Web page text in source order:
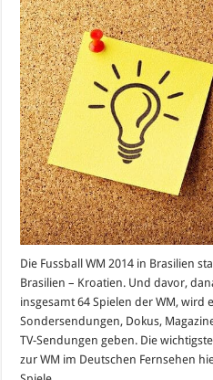
Die Fussball WM 2014 in Brasilien
Brasilien – Kroatien. Und davor,
insgesamt 64 Spielen der WM, wird
Sondersendungen, Dokus,
TV-Sendungen geben. Die
zur WM im Deutschen Fernsehen